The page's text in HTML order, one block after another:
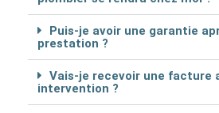
Puis-je avoir une garantie
prestation ?
Vais-je recevoir une facture
intervention ?